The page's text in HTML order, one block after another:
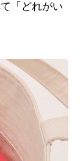
「どれがい